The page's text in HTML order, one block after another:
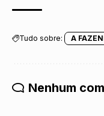
Tudo sobre: A
Nenhum